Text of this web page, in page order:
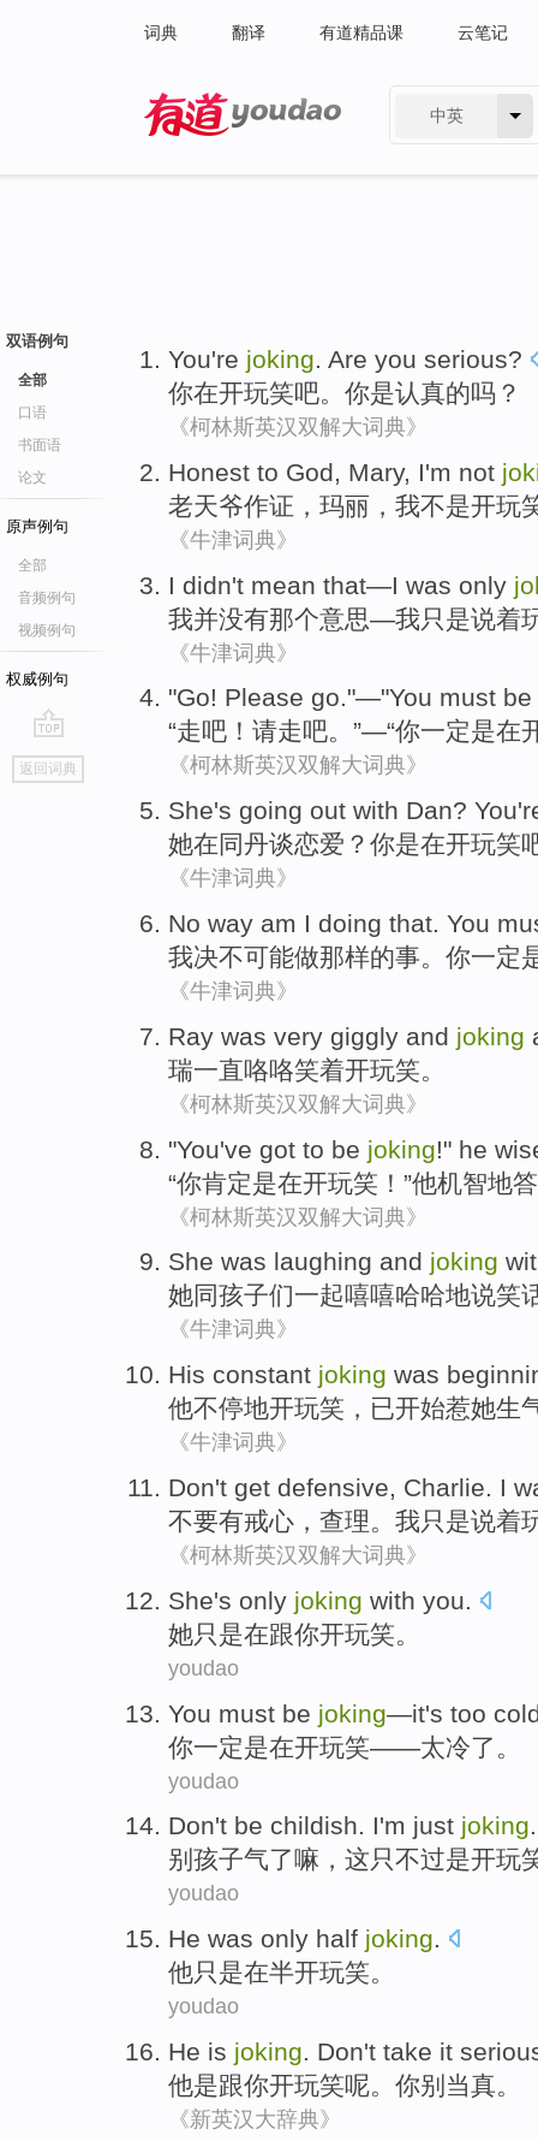
词典 翻译 有道精品课 云笔记
中英
双语例句
全部
口语
书面语
论文
原声例句
全部
音频例句
视频例句
权威例句
go
top
返回词典
You're joking. Are you serious?
你在开玩笑吧。你是认真的吗？
《柯林斯英汉双解大词典》
Honest to God, Mary, I'm not
老天爷作证， 玛丽 ， 我不是开玩
《牛津词典》
I didn't mean that—I was only
我并没有那个意思—我只是说着
《牛津词典》
"Go! Please go."—"You must be
“走吧！ 请走吧。”—“你一定是在
《柯林斯英汉双解大词典》
She's going out with Dan? You
她在同丹谈恋爱 ？ 你是在开玩笑
《牛津词典》
No way am I doing that. You
我决不可能做那样的事。 你一定
《牛津词典》
Ray was very giggly and joking
瑞一直咯咯笑着开玩笑。
《柯林斯英汉双解大词典》
"You've got to be joking!" he
“你肯定是在开玩笑 ！”他机智地
《柯林斯英汉双解大词典》
She was laughing and joking
她同孩子们一起嘻嘻哈哈地说笑
《牛津词典》
His constant joking was
他不停地开玩笑 ， 已开始惹她生
《牛津词典》
Don't get defensive, Charlie. I
不要有戒心 ， 查理。 我只是说着
《柯林斯英汉双解大词典》
She's only joking with you.
她只是在跟你开玩笑。
youdao
You must be joking—it's too
你一定是在开玩笑——太冷了 。
youdao
Don't be childish. I'm just joking.
别 孩子气了嘛， 这只不过是开玩
youdao
He was only half joking.
他只是在半开玩笑。
youdao
He is joking. Don't take it
他是跟你开玩笑呢。 你别 当真。
《新英汉大辞典》